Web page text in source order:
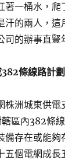
著一桶水，
汗的兩人，
司的辦事直豎
條線路計
株洲城東供
區內382條
備存在或能
五個電網成長